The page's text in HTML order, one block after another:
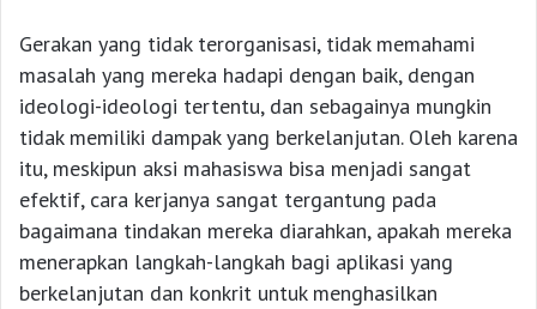
Gerakan yang tidak terorganisasi, tidak memahami
masalah yang mereka hadapi dengan baik, dengan
ideologi-ideologi tertentu, dan sebagainya mungkin
tidak memiliki dampak yang berkelanjutan. Oleh karena
itu, meskipun aksi mahasiswa bisa menjadi sangat
efektif, cara kerjanya sangat tergantung pada
bagaimana tindakan mereka diarahkan, apakah mereka
menerapkan langkah-langkah bagi aplikasi yang
berkelanjutan dan konkrit untuk menghasilkan